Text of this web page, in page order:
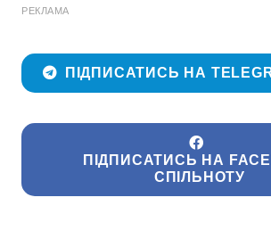
РЕКЛАМА
ПІДПИСАТИСЬ НА
ПІДПИСАТИСЬ НА
СПІЛЬНОТУ